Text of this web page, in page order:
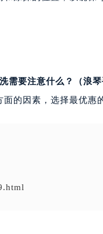
需要注意什么？（浪琴
的因素，选择最优惠